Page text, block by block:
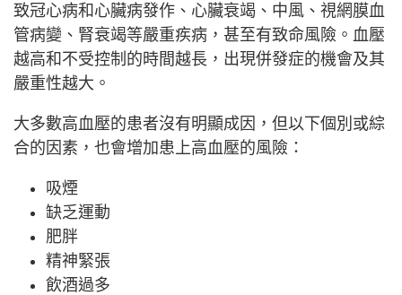
致冠心病和心臟病發作、心臟衰竭、中風、視網膜血
管病變、腎衰竭等嚴重疾病，甚至有致命風險。血壓
越高和不受控制的時間越長，出現併發症的機會及其
嚴重性越大。
大多數高血壓的患者沒有明顯成因，但以下個別或綜
合的因素，也會增加患上高血壓的風險：
吸煙
缺乏運動
肥胖
精神緊張
飲酒過多